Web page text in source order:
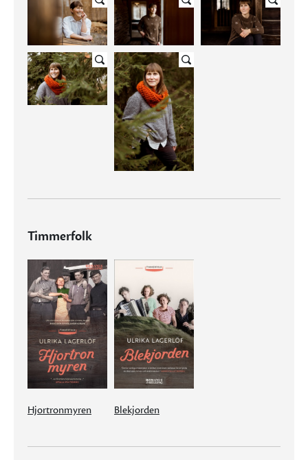
Timmerfolk
Hjortronmyren Blekjorden